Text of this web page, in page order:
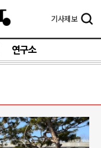
기사제보
연구소